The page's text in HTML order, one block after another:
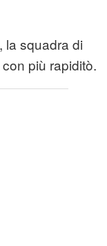
la squadra di
più rapiditò.